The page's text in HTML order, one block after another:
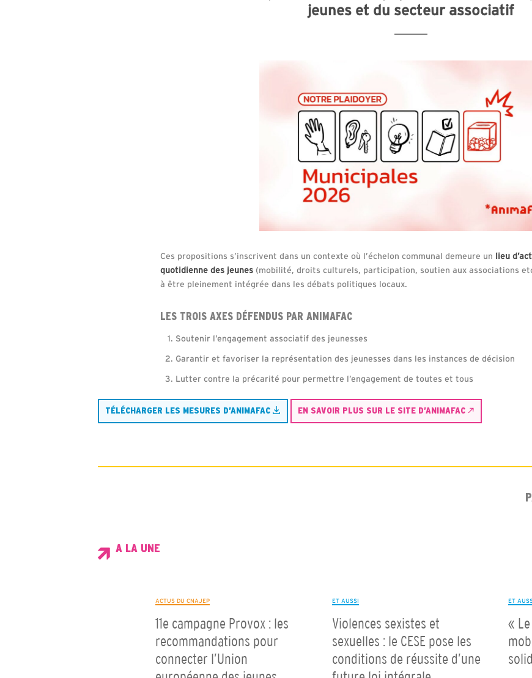
jeunes et du secteur associatif
Ces propositions s’inscrivent dans un contexte où l’échelon communal demeure un lieu
quotidienne des jeunes (mobilité, droits culturels, participation, soutien aux associations
à être pleinement intégrée dans les débats politiques locaux.
LES TROIS AXES DÉFENDUS PAR ANIMAFAC
Soutenir l’engagement associatif des jeunesses
Garantir et favoriser la représentation des jeunesses dans les instances de décision
Lutter contre la précarité pour permettre l’engagement de toutes et tous
TÉLÉCHARGER LES MESURES D’ANIMAFAC EN SAVOIR PLUS SUR LE SITE D’ANIMAFAC
A LA UNE
ACTUS DU CNAJEP
11e campagne Provox : les
recommandations pour
connecter l’Union
ET AUSSI
Violences sexistes et
sexuelles : le CESE pose les
conditions de réussite d’une
ET
«